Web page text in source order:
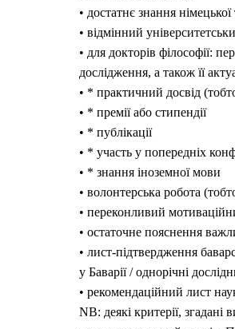
• достатнє знання
• відмінний
• для докторів філософії:
дослідження, а також її
• * практичний досвід
• * премії або стипендії
• * публікації
• * участь у попередніх
• * знання іноземної мови
• волонтерська робота
• переконливий
• остаточне пояснення
• лист-підтвердження
у Баварії / однорічні
• рекомендаційний лист
NB: деякі критерії,